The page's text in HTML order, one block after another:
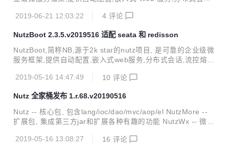
可一个完善的微服务进程. 已经在几十家企业深度使用, 码云
善的 git 提交日志,响应及时的 issue 系统,随时秒回的问答社
区^_^ 本次更新带来: 主要是 bugfix 和新增文档. 由于 wendal
的失误,引用的是 nutz 快照版,介意的童鞋请等待下一个版本再
2019-06-21 12:03:22 4 评论
NutzBoot 2.3.5.v2019516 适配 seata 和 redisson
NutzBoot,简称NB,源于2k star的nutz项目, 是可靠的企业级微
服务框架,提供自动配置,嵌入式web服务,分布式会话,流控熔
完善的微服务进程. 已经在几十家企业深度使用, 码云GVP加
提交日志,响应及时的issue系统,随时秒回的问答社区^_^ 本次
更新带来: 适配seata 0.5.1, 添加redisson支持 发布时间: 201
9-05-16 配套曲目: Rewrite The Stars 兼容性: 兼容2.0.x/2.
2019-05-16 14:47:49 10 评论
Nutz 全家桶发布 1.r.68.v20190516
Nutz -- 核心包, 包含lang/ioc/dao/mvc/aop/el NutzMore --
扩展包, 集成第三方jar和扩展各种有趣的功能 NutzWx -- 微信
e/@PrevDelete注解 * add: EL类添加2个帮助方法,方便添加
2019-05-16 13:08:27 16 评论